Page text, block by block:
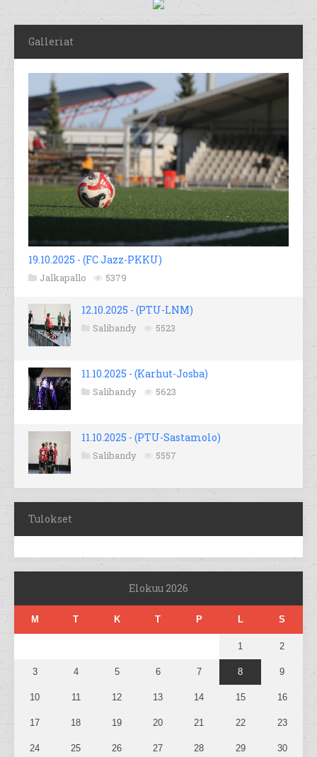
Galleriat
19.10.2025 - (FC Jazz-PKKU)
Jalkapallo 5379
12.10.2025 - (PTU-LNM)
Salibandy 5523
11.10.2025 - (Karhut-Josba)
Salibandy 5623
11.10.2025 - (PTU-Sastamolo)
Salibandy 5557
Tulokset
Elokuu 2026
M T K T P L S
1 2
3 4 5 6 7 8 9
10 11 12 13 14 15 16
17 18 19 20 21 22 23
24 25 26 27 28 29 30